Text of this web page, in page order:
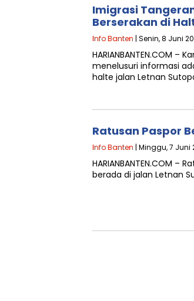
Imigrasi
Berserakan di
Info Banten | Senin, 8 Juni
HARIANBANTEN.COM –
menelusuri informasi
halte jalan Letnan
Ratusan Paspor
Info Banten | Minggu, 7 Juni
HARIANBANTEN.COM
berada di jalan Letnan